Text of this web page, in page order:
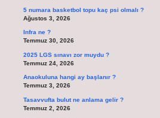
5 numara basketbol topu kaç psi olmalı ?
Ağustos 3, 2026
Infra ne ?
Temmuz 30, 2026
2025 LGS sınavı zor muydu ?
Temmuz 24, 2026
Anaokuluna hangi ay başlanır ?
Temmuz 3, 2026
Tasavvufta bulut ne anlama gelir ?
Temmuz 2, 2026